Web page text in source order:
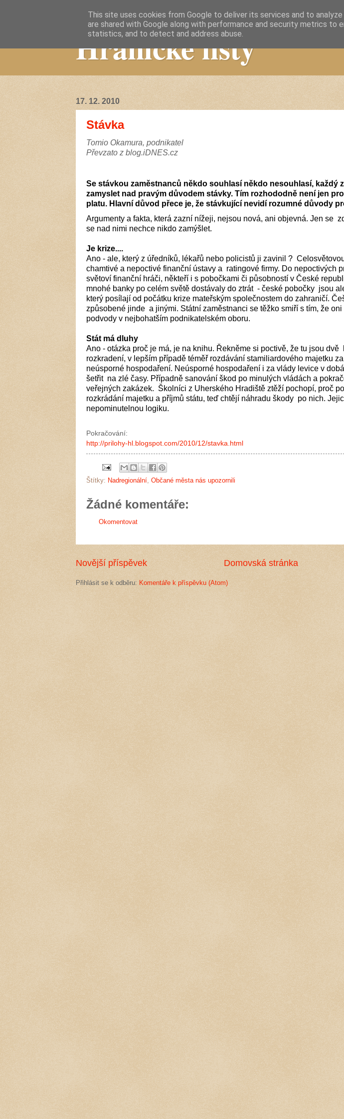
Hranické listy
17. 12. 2010
Stávka
Tomio Okamura, podnikatel
Převzato z blog.iDNES.cz
Se stávkou zaměstnanců někdo souhlasí někdo nesouhlasí, každý
zamyslet nad pravým důvodem stávky. Tím rozhododně není jen
platu. Hlavní důvod přece je, že stávkující nevidí rozumné důvody
Argumenty a fakta, která zazní nížeji, nejsou nová, ani objevná. Jen se
se nad nimi nechce nikdo zamýšlet.
Je krize....
Ano - ale, který z úředníků, lékařů nebo policistů ji zavinil ?
chamtivé a nepoctivé finanční ústavy a ratingové firmy. Do nepoctivých
světoví finanční hráči, někteří i s pobočkami či působností v České
mnohé banky po celém světě dostávaly do ztrát - české pobočky jsou
který posílají od počátku krize mateřským společnostem do zahraničí.
způsobené jinde a jinými. Státní zaměstnanci se těžko smiří s tím, že
podvody v nejbohatším podnikatelském oboru.
Stát má dluhy
Ano - otázka proč je má, je na knihu. Řekněme si poctivě, že tu jsou dvě
rozkradení, v lepším případě téměř rozdávání stamiliardového majetku
neúsporné hospodaření. Neúsporné hospodaření i za vlády levice v
šetřit na zlé časy. Případně sanování škod po minulých vládách a
veřejných zakázek. Školníci z Uherského Hradiště ztěží pochopí, proč
rozkrádání majetku a příjmů státu, teď chtějí náhradu škody po nich.
nepominutelnou logiku.
Pokračování:
http://prilohy-hl.blogspot.com/2010/12/stavka.html
Štítky: Nadregionální Občané města nás upozornili
Žádné komentáře:
Okomentovat
Novější příspěvek Domovská stránka
Přihlásit se k odběru: Komentáře k příspěvku (Atom)
This site uses cookies from Google to deliver its services and to
are shared with Google along with performance and security metrics to
statistics, and to detect and address abuse.